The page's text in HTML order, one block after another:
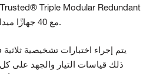
(TMR) 24V DC / 48V DC مع 40 جهازًا ميدانيًا.
يتم إجراء اختبارات تشخيصية
ذلك قياسات التيار والجهد على